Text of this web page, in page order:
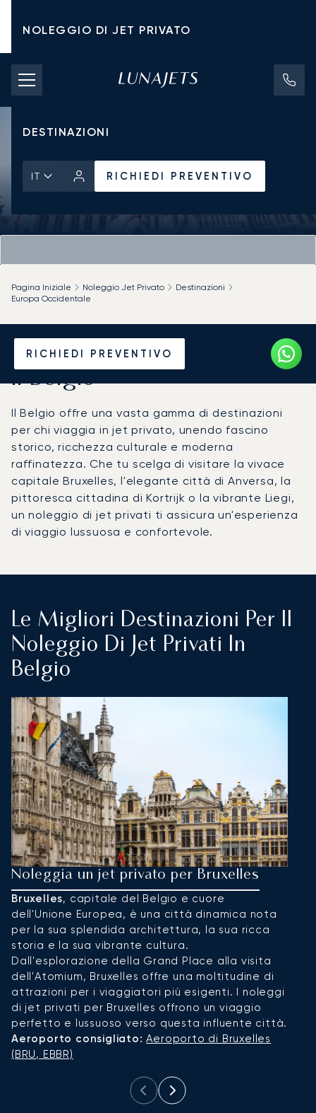
NOLEGGIO DI JET PRIVATO
TARIFFE DI NOLEGGIO
JET PRIVATI
DESTINAZIONI
IT RICHIEDI PREVENTIVO
RICHIEDI PREVENTIVO
Pagina Iniziale Noleggio Jet Privato
Destinazioni
Europa Occidentale
Noleggia un Jet Privato per
il Belgio
Il Belgio offre una vasta gamma di destinazioni
per chi viaggia in jet privato, unendo fascino
storico, ricchezza culturale e moderna
raffinatezza. Che tu scelga di visitare la vivace
capitale Bruxelles, l'elegante città di Anversa, la
pittoresca cittadina di Kortrijk o la vibrante Liegi,
un noleggio di jet privati ti assicura un'esperienza
di viaggio lussuosa e confortevole.
Le Migliori Destinazioni Per Il
Noleggio Di Jet Privati In
Belgio
Noleggia un jet privato per Bruxelles
Bruxelles, capitale del Belgio e cuore
dell'Unione Europea, è una città dinamica nota
per la sua splendida architettura, la sua ricca
storia e la sua vibrante cultura.
Dall'esplorazione della Grand Place alla visita
dell'Atomium, Bruxelles offre una moltitudine di
attrazioni per i viaggiatori più esigenti. I noleggi
di jet privati per Bruxelles offrono un viaggio
perfetto e lussuoso verso questa influente città.
Aeroporto consigliato:Aeroporto di Bruxelles
(BRU, EBBR)